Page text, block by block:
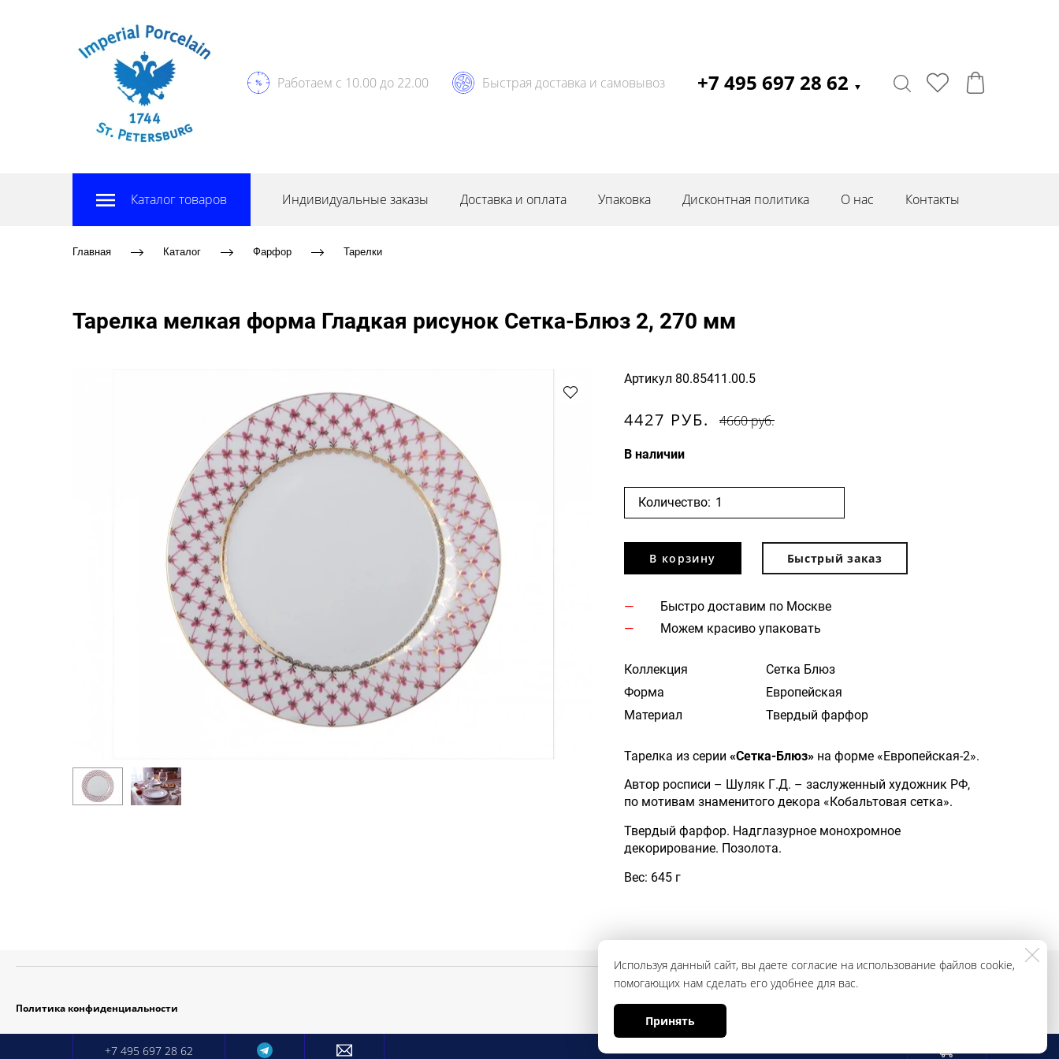
Работаем с 10.00 до 22.00 Быстрая доставка и самовывоз +7 495 697 28 62 ▼
Каталог товаров Индивидуальные заказы Доставка и оплата Упаковка Дисконтная политика О нас Контакты
Главная Каталог Фарфор Тарелки
Тарелка мелкая форма Гладкая рисунок Сетка-Блюз 2, 270 мм
Артикул 80.85411.00.5
4427 РУБ. 4660 руб.
В наличии
Количество:
В корзину Быстрый заказ
Быстро доставим по Москве
Можем красиво упаковать
Коллекция
Сетка Блюз
Форма
Европейская
Материал
Твердый фарфор
Тарелка из серии «Сетка-Блюз» на форме «Европейская-2».
Автор росписи – Шуляк Г.Д. – заслуженный художник РФ,
по мотивам знаменитого декора «Кобальтовая сетка».
Твердый фарфор. Надглазурное монохромное
декорирование. Позолота.
Вес: 645 г
Используя данный сайт, вы даете согласие на использование файлов cookie,
помогающих нам сделать его удобнее для вас.
Принять
+7 495 697 28 62
Политика конфиденциальности